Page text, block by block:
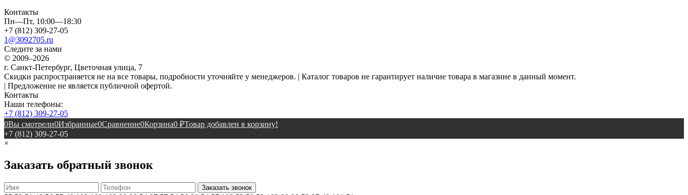
Контакты
Пн—Пт, 10:00—18:30
+7 (812) 309-27-05
1@3092705.ru
Следите за нами
© 2009–2026
г. Санкт-Петербург, Цветочная улица, 7
Скидки распространяется не на все товары, подробности уточняйте у менеджеров. | Каталог товаров не гарантирует наличие товара в магазине в данный момент.
| Предложение не является публичной офертой.
Контакты
Наши телефоны:
+7 (812) 309-27-05
0Вы смотрели0Избранные0Сравнение0Корзина0 ₽Товар добавлен в корзину!
+7 (812) 309-27-05
×
Заказать обратный звонок